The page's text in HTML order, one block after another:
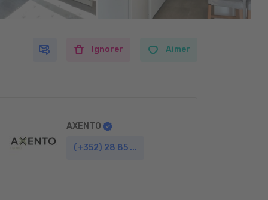
Ignorer Aimer
AXENTO
(+352) 28 85 ...